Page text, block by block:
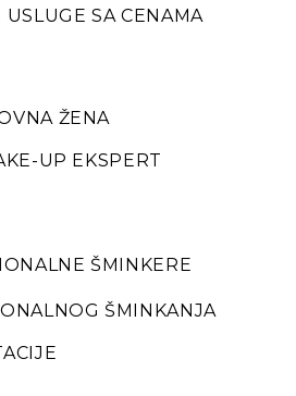
SA CENAMA
ŽENA
UP EKSPERT
ŠMINKERE
ŠMINKANJA